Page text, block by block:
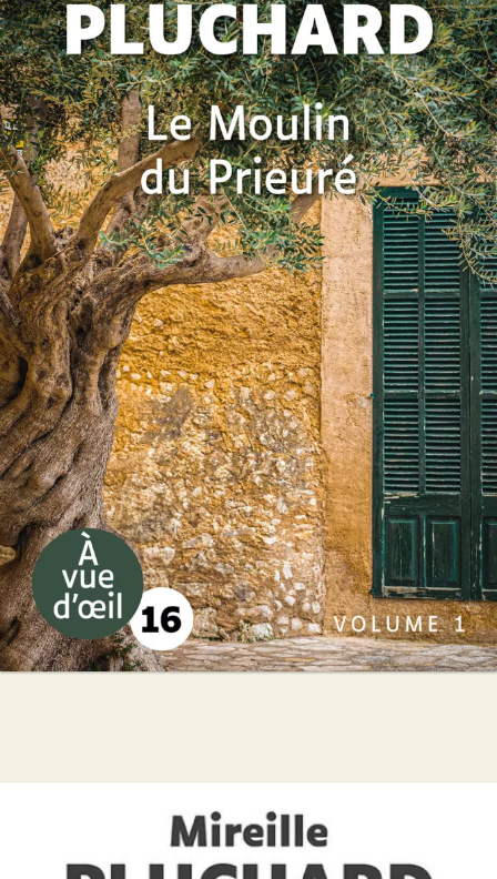
Le Moulin du Prieuré
Mireille Pluchard
48€